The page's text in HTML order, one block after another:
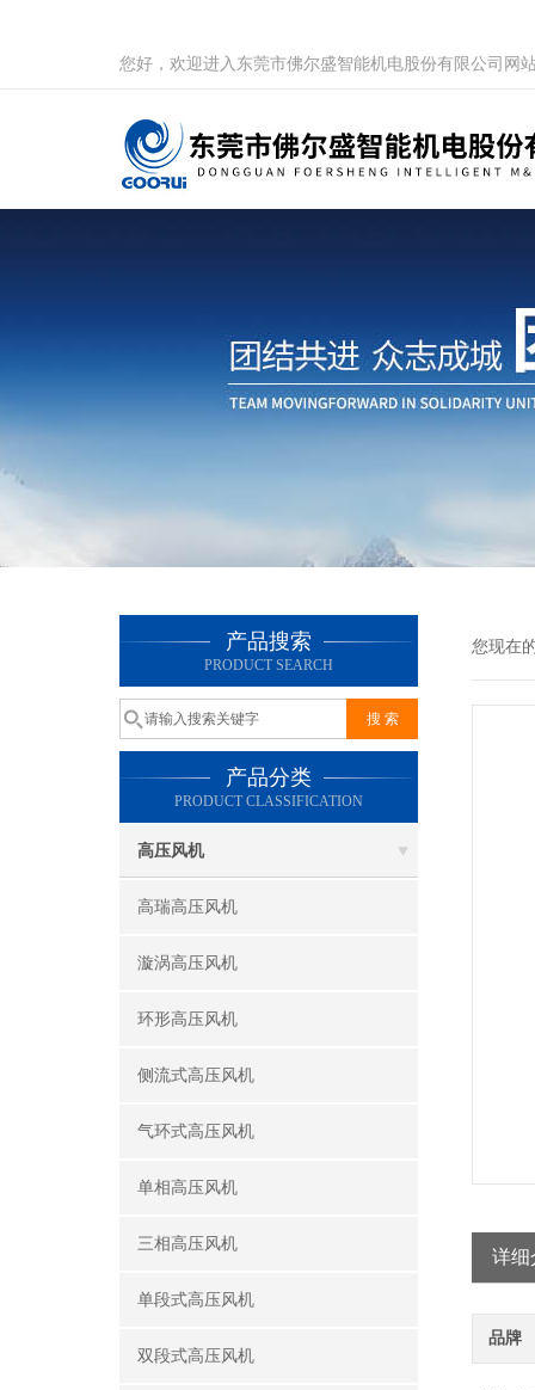
您好，欢迎进入东莞市佛尔盛智能机电股份有限公司网
产品搜索
PRODUCT SEARCH
产品分类
PRODUCT CLASSIFICATION
高压风机
高瑞高压风机
漩涡高压风机
环形高压风机
侧流式高压风机
气环式高压风机
单相高压风机
三相高压风机
单段式高压风机
双段式高压风机
您现在
详细
品牌